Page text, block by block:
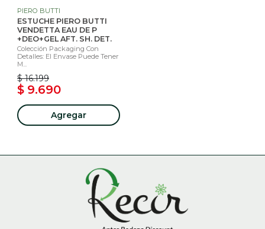
PIERO BUTTI
ESTUCHE PIERO BUTTI
VENDETTA EAU DE P
+DEO+GEL AFT. SH. DET.
Colección Packaging Con
Detalles: El Envase Puede Tener
M...
$ 16.199
$ 9.690
Agregar